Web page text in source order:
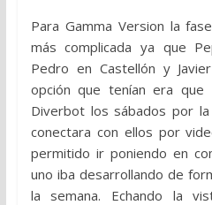
Para Gamma Version la
más complicada ya que
Pedro en Castellón y
opción que tenían era
Diverbot los sábados por
conectara con ellos por
permitido ir poniendo en
uno iba desarrollando de
la semana. Echando la